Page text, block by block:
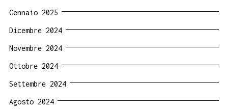
Gennaio 2025
Dicembre 2024
Novembre 2024
Ottobre 2024
Settembre 2024
Agosto 2024